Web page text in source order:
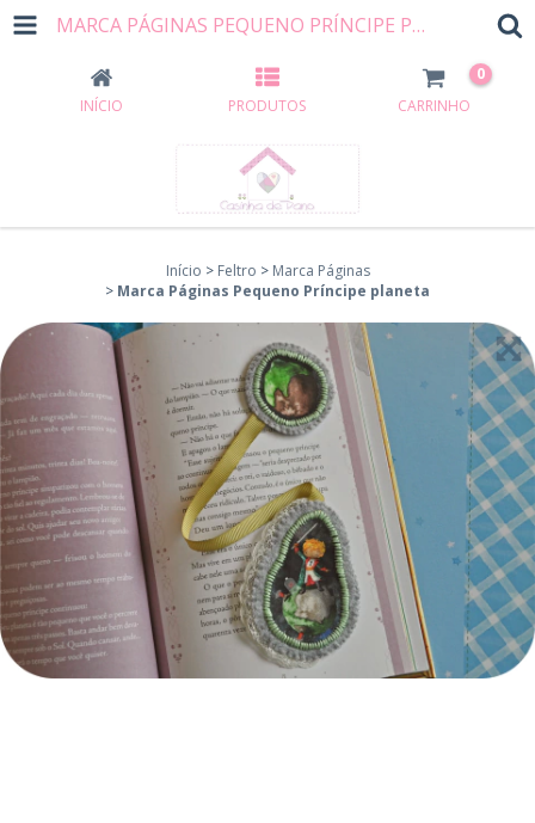
MARCA PÁGINAS PEQUENO PRÍNCIPE PLANETA
INÍCIO PRODUTOS CARRINHO
0
Início > Feltro > Marca Páginas
> Marca Páginas Pequeno Príncipe planeta